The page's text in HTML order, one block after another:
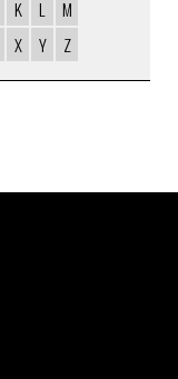
K L
M
X Y Z